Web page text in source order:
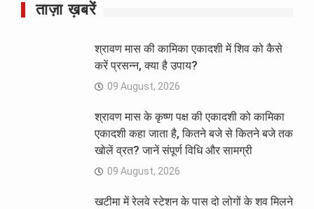
ताज़ा ख़बरें
श्रावण मास की कामिका एकादशी में शिव को कैसे
करें प्रसन्न, क्या है उपाय?
09 August, 2026
श्रावण मास के कृष्ण पक्ष की एकादशी को कामिका
एकादशी कहा जाता है, कितने बजे से कितने बजे तक
खोलें व्रत? जानें संपूर्ण विधि और सामग्री
09 August, 2026
खटीमा में रेलवे स्टेशन के पास दो लोगों के शव मिलने